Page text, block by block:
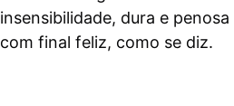
insensibilidade, dura e
com final feliz, como se diz.